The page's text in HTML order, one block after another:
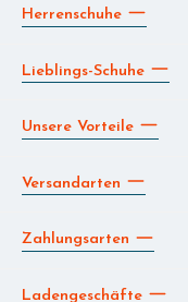
Herrenschuhe
Lieblings-Schuhe
Unsere Vorteile
Versandarten
Zahlungsarten
Ladengeschäfte